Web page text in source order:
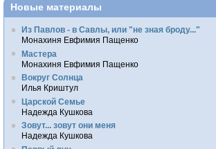
Новые материалы
Из Павлов - в Савлы, или "не зная броду..."
Монахиня Евфимия Пащенко
Мастера
Монахиня Евфимия Пащенко
Вокруг Солнца
Илья Криштул
Царской Семье
Надежда Кушкова
Зовут... зовут они меня
Надежда Кушкова